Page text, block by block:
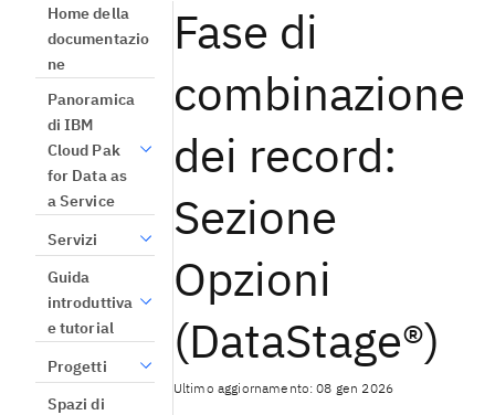
Home della
documentazio
ne
Panoramica
di IBM
Cloud Pak
for Data as
a Service
Servizi
Guida
introduttiva
e tutorial
Progetti
Spazi di
Fase di
combinazione
dei record:
Sezione
Opzioni
(DataStage®)
Ultimo aggiornamento: 08 gen 2026